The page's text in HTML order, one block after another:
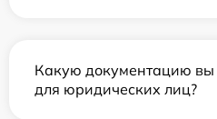
Какую документацию вы
для юридических лиц?